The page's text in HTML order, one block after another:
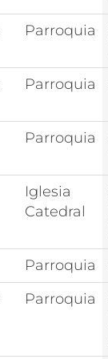
Parroquia
Parroquia
Parroquia
Iglesia
Catedral
Parroquia
Parroquia